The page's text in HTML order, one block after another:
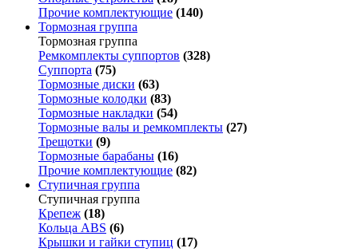
Прочие комплектующие (140)
Тормозная группа
Тормозная группа
Ремкомплекты суппортов (328)
Суппорта (75)
Тормозные диски (63)
Тормозные колодки (83)
Тормозные накладки (54)
Тормозные валы и ремкомплекты (27)
Трещотки (9)
Тормозные барабаны (16)
Прочие комплектующие (82)
Ступичная группа
Ступичная группа
Крепеж (18)
Кольца ABS (6)
Крышки и гайки ступиц (17)